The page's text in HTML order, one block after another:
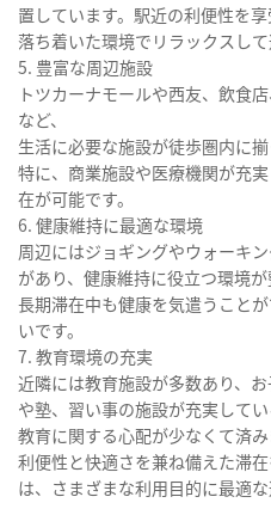
置しています。駅近の利便性を享
落ち着いた環境でリラックスして
5. 豊富な周辺施設
トツカーナモールや西友、飲食
など、
生活に必要な施設が徒歩圏内に揃
特に、商業施設や医療機関が充
在が可能です。
6. 健康維持に最適な環境
周辺にはジョギングやウォーキ
があり、健康維持に役立つ環境が
長期滞在中も健康を気遣うこと
いです。
7. 教育環境の充実
近隣には教育施設が多数あり、
や塾、習い事の施設が充実してい
教育に関する心配が少なくて済み
利便性と快適さを兼ね備えた滞
は、さまざまな利用目的に最適な